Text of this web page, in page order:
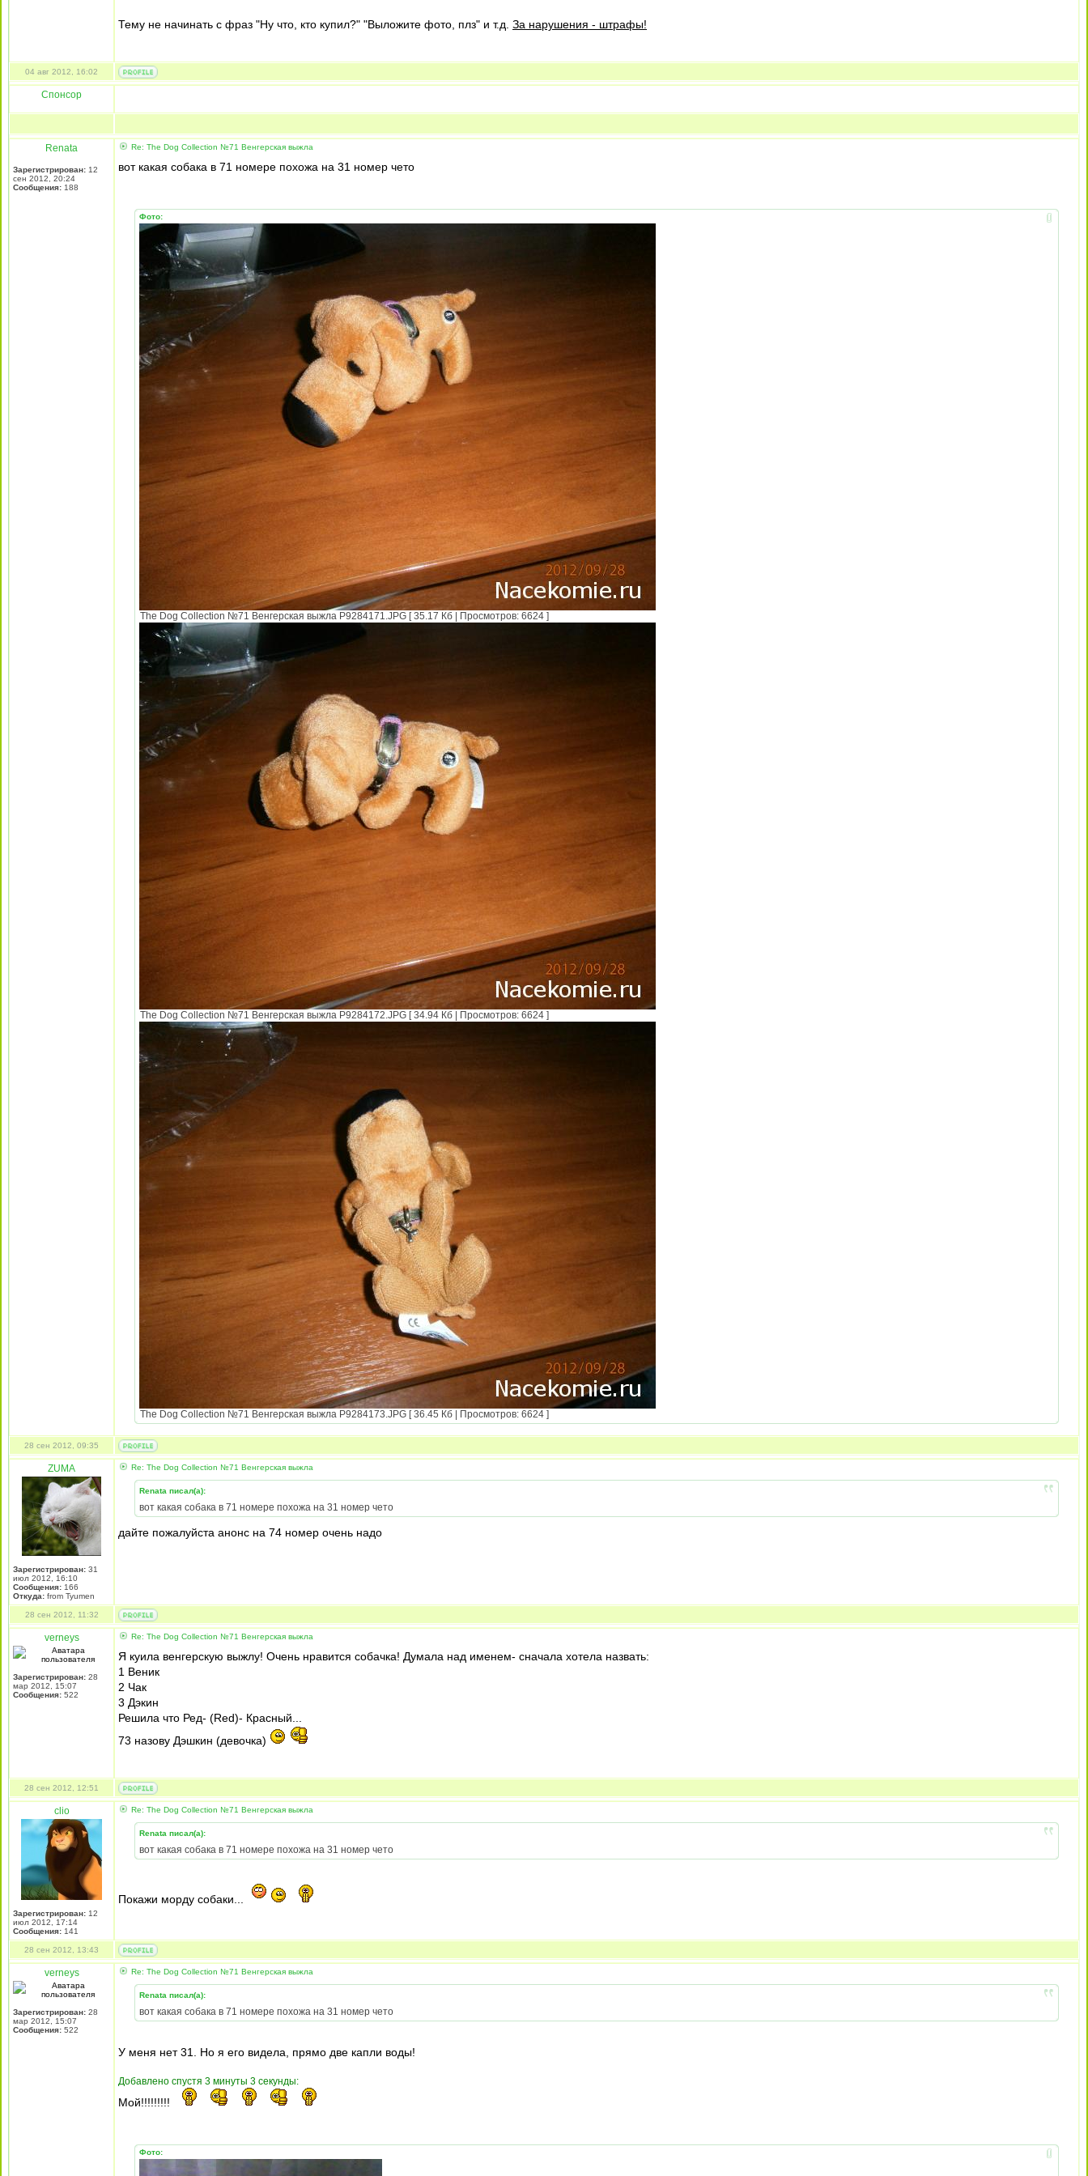
Тему не начинать с фраз "Ну что, кто купил?" "Выложите фото, плз" и т.д. За нарушения - штрафы!
04 авг 2012, 16:02
Спонсор
Renata
Зарегистрирован: 12
сен 2012, 20:24
Сообщения: 188
Re: The Dog Collection №71 Венгерская выжла
вот какая собака в 71 номере похожа на 31 номер чето
Фото:
The Dog Collection №71 Венгерская выжла P9284171.JPG [ 35.17 Кб | Просмотров: 6624 ]
The Dog Collection №71 Венгерская выжла P9284172.JPG [ 34.94 Кб | Просмотров: 6624 ]
The Dog Collection №71 Венгерская выжла P9284173.JPG [ 36.45 Кб | Просмотров: 6624 ]
28 сен 2012, 09:35
ZUMA
Зарегистрирован: 31
июл 2012, 16:10
Сообщения: 166
Откуда: from Tyumen
Re: The Dog Collection №71 Венгерская выжла
Renata писал(а):
вот какая собака в 71 номере похожа на 31 номер чето
дайте пожалуйста анонс на 74 номер очень надо
28 сен 2012, 11:32
verneys
Зарегистрирован: 28
мар 2012, 15:07
Сообщения: 522
Re: The Dog Collection №71 Венгерская выжла
Я куила венгерскую выжлу! Очень нравится собачка! Думала над именем- сначала хотела назвать:
1 Веник
2 Чак
3 Дэкин
Решила что Ред- (Red)- Красный...
73 назову Дэшкин (девочка)
28 сен 2012, 12:51
clio
Зарегистрирован: 12
июл 2012, 17:14
Сообщения: 141
Re: The Dog Collection №71 Венгерская выжла
Renata писал(а):
вот какая собака в 71 номере похожа на 31 номер чето
Покажи морду собаки...
28 сен 2012, 13:43
verneys
Зарегистрирован: 28
мар 2012, 15:07
Сообщения: 522
Re: The Dog Collection №71 Венгерская выжла
Renata писал(а):
вот какая собака в 71 номере похожа на 31 номер чето
У меня нет 31. Но я его видела, прямо две капли воды!
Добавлено спустя 3 минуты 3 секунды:
Мой!!!!!!!!!
Фото: